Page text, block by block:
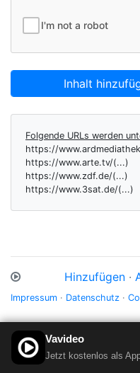
Inhalt
Folgende URLs werden
https://
https://www.arte.tv/(...)
https://www.zdf.de/(...)
https://www.3sat.de/(...)
Hinzufügen ·
Impressum · Datenschutz ·
Vavideo
Jetzt kostenlos als